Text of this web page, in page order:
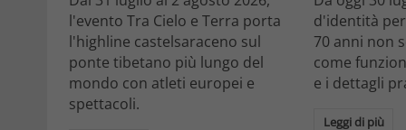
l'evento Tra Cielo e Terra porta
l'highline castelsaraceno sul
ponte tibetano più lungo del
mondo con atleti europei e
spettacoli.
d'identità
70 anni non
come
e i dettagli
Leggi di più